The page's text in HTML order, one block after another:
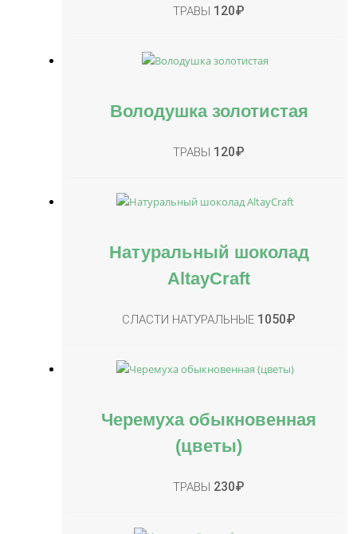
ТРАВЫ 120₽
Володушка золотистая
ТРАВЫ 120₽
Натуральный шоколад
AltayCraft
СЛАСТИ НАТУРАЛЬНЫЕ 1050₽
Черемуха обыкновенная
(цветы)
ТРАВЫ 230₽